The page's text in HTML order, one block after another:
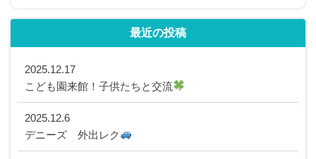
最近の投稿
2025.12.17
こども園来館！子供たちと交流
2025.12.6
デニーズ 外出レク